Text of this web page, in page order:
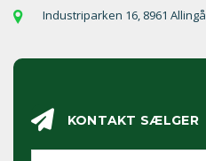
Industriparken 16, 8961
KONTAKT SÆLGER